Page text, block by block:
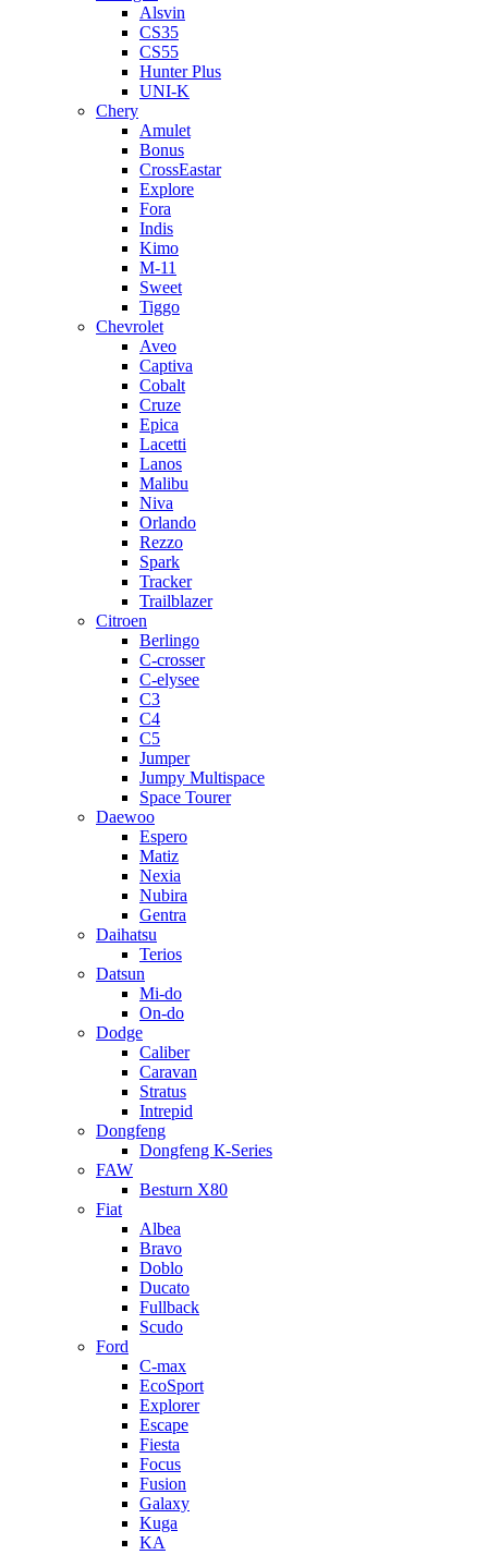
Alsvin
CS35
CS55
Hunter Plus
UNI-K
Chery
Amulet
Bonus
CrossEastar
Explore
Fora
Indis
Kimo
M-11
Sweet
Tiggo
Chevrolet
Aveo
Captiva
Cobalt
Cruze
Epica
Lacetti
Lanos
Malibu
Niva
Orlando
Rezzo
Spark
Tracker
Trailblazer
Citroen
Berlingo
C-crosser
C-elysee
C3
C4
C5
Jumper
Jumpy Multispace
Space Tourer
Daewoo
Espero
Matiz
Nexia
Nubira
Gentra
Daihatsu
Terios
Datsun
Mi-do
On-do
Dodge
Caliber
Caravan
Stratus
Intrepid
Dongfeng
Dongfeng К-Series
FAW
Besturn Х80
Fiat
Albea
Bravo
Doblo
Ducato
Fullback
Scudo
Ford
C-max
EcoSport
Explorer
Escape
Fiesta
Focus
Fusion
Galaxy
Kuga
KA